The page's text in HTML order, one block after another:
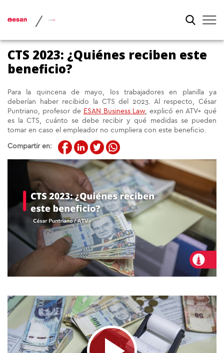
/
CTS 2023: ¿Quiénes reciben este
beneficio?
Para la quincena de mayo, los trabajadores en planilla ya
deberían haber recibido la CTS del 2023. Al respecto, César
Puntriano, profesor de ESAN Business Law, explicó en ATV+ qué
es la CTS, cuánto se debe recibir y qué medidas se pueden
tomar en caso el empleador no cumpliera con este beneficio.
Compartir en: